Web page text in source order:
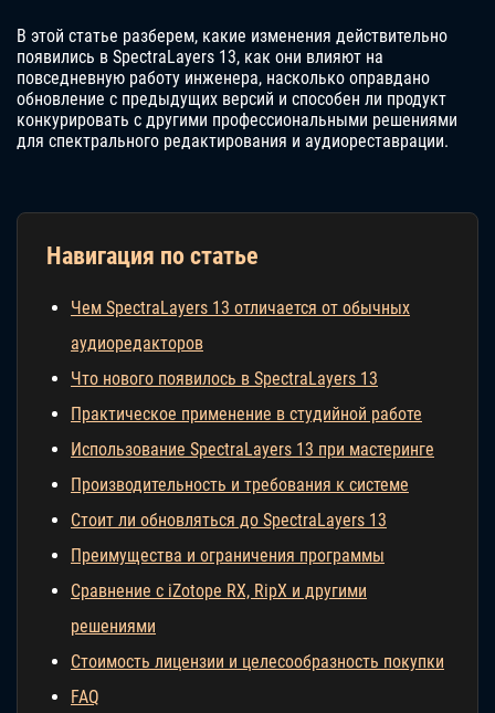
В этой статье разберем, какие изменения действительно
появились в SpectraLayers 13, как они влияют на
повседневную работу инженера, насколько оправдано
обновление с предыдущих версий и способен ли продукт
конкурировать с другими профессиональными решениями
для спектрального редактирования и аудиореставрации.
Навигация по статье
Чем SpectraLayers 13 отличается от обычных
аудиоредакторов
Что нового появилось в SpectraLayers 13
Практическое применение в студийной работе
Использование SpectraLayers 13 при мастеринге
Производительность и требования к системе
Стоит ли обновляться до SpectraLayers 13
Преимущества и ограничения программы
Сравнение с iZotope RX, RipX и другими
решениями
Стоимость лицензии и целесообразность покупки
FAQ